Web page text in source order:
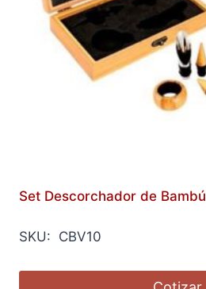
Set Descorchador de Bambú
SKU: CBV10